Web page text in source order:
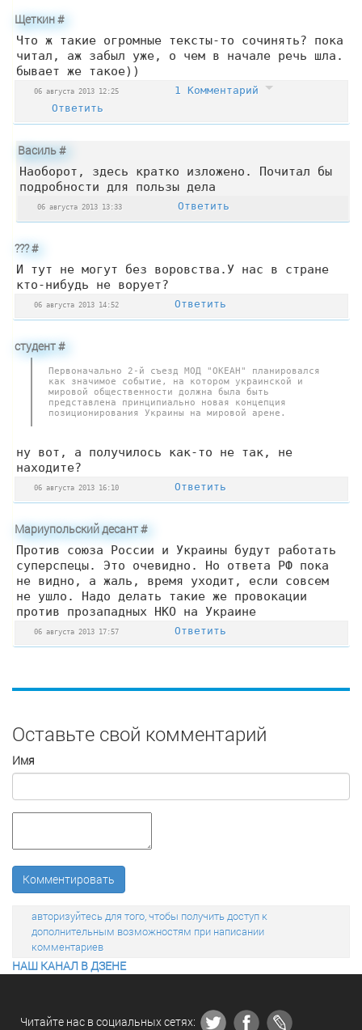
Щеткин#
Что ж такие огромные тексты-то сочинять? пока
читал, аж забыл уже, о чем в начале речь шла.
бывает же такое))
06 августа 2013 12:25
1 Комментарий
Ответить
Василь#
Наоборот, здесь кратко изложено. Почитал бы
подробности для пользы дела
06 августа 2013 13:33 Ответить
???#
И тут не могут без воровства.У нас в стране
кто-нибудь не ворует?
06 августа 2013 14:52 Ответить
студент#
Первоначально 2-й съезд МОД "ОКЕАН" планировался
как значимое событие, на котором украинской и
мировой общественности должна была быть
представлена принципиально новая концепция
позиционирования Украины на мировой арене.
ну вот, а получилось как-то не так, не
находите?
06 августа 2013 16:10 Ответить
Мариупольский десант#
Против союза России и Украины будут работать
суперспецы. Это очевидно. Но ответа РФ пока
не видно, а жаль, время уходит, если совсем
не ушло. Надо делать такие же провокации
против прозападных НКО на Украине
06 августа 2013 17:57 Ответить
Оставьте свой комментарий
Имя
Комментировать
авторизуйтесь для того, чтобы получить доступ к
дополнительным возможностям при написании
комментариев
НАШ КАНАЛ В ДЗЕНЕ
Читайте нас в социальных сетях: